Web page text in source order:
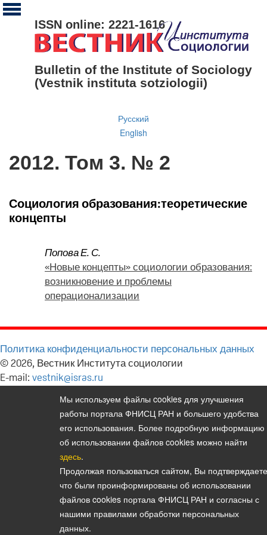
ISSN online: 2221-1616
Bulletin of the Institute of Sociology
(Vestnik instituta sotziologii)
Русский
English
2012. Том 3. № 2
Социология образования:теоретические
концепты
Попова Е. С.
«Новые концепты» социологии образования:
возникновение и проблемы
операционализации
Политика конфиденциальности персональных данных
© 2026, Вестник Института социологии
E-mail: vestnik@isras.ru
Мы используем файлы cookies для улучшения
работы портала ФНИСЦ РАН и большего удобства
его использования. Более подробную информацию
об использовании файлов cookies можно найти
здесь.
Продолжая пользоваться сайтом, Вы
что были проинформированы об использовании
файлов cookies портала ФНИСЦ РАН и согласны с
нашими правилами обработки персональных
данных.